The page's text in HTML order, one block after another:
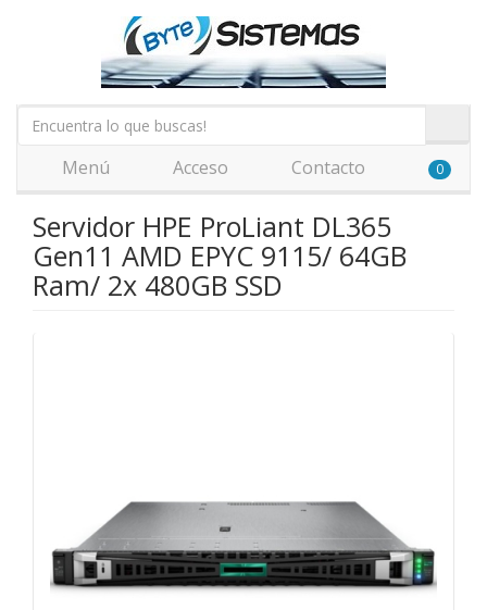
Menú Acceso Contacto 0
Servidor HPE ProLiant DL365
Gen11 AMD EPYC 9115/ 64GB
Ram/ 2x 480GB SSD